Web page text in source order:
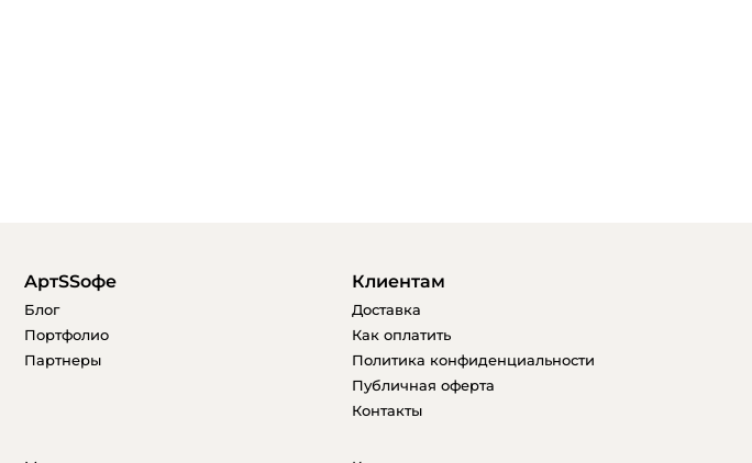
AртSSофе
Блог
Портфолио
Партнеры
Клиентам
Доставка
Как оплатить
Политика конфиденциальности
Публичная оферта
Контакты